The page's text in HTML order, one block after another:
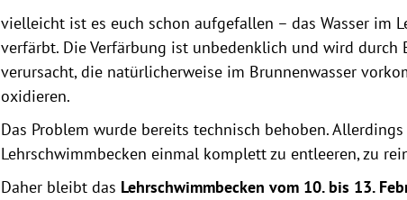
vielleicht ist es euch schon aufgefallen – das Wasser im
verfärbt. Die Verfärbung ist unbedenklich und wird durch
verursacht, die natürlicherweise im Brunnenwasser
oxidieren.
Das Problem wurde bereits technisch behoben.
Lehrschwimmbecken einmal komplett zu entleeren, zu
Daher bleibt das Lehrschwimmbecken vom 10. bis 13.